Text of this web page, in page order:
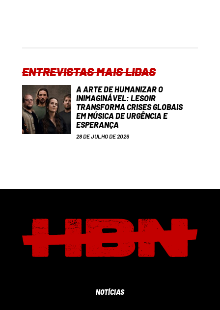
ENTREVISTAS MAIS LIDAS
A ARTE DE HUMANIZAR O
INIMAGINÁVEL: LESOIR
TRANSFORMA CRISES GLOBAIS
EM MÚSICA DE URGÊNCIA E
ESPERANÇA
28 DE JULHO DE 2026
NOTÍCIAS